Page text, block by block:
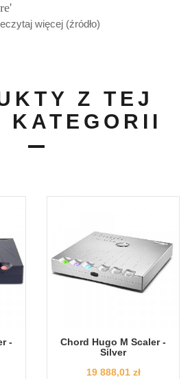
więcej (źródło)
Z TEJ
KATEGORII
-
Chord Hugo M Scaler -
Silver
Cena
19 888,01 zł